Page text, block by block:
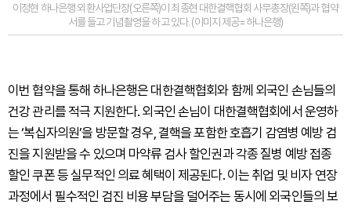
이정현 하나은행 외환사업단장(오른쪽)이 최종현 대한결핵협회 사무총장(왼쪽)과 협약
서를 들고 기념촬영을 하고 있다. (이미지 제공=하나은행)
이번 협약을 통해 하나은행은 대한결핵협회와 함께 외국인 손님들의
건강 관리를 적극 지원한다. 외국인 손님이 대한결핵협회에서 운영하
는 ‘복십자의원’을 방문할 경우, 결핵을 포함한 호흡기 감염병 예방 검
진을 지원받을 수 있으며 마약류 검사 할인권과 각종 질병 예방 접종
할인 쿠폰 등 실무적인 의료 혜택이 제공된다. 이는 취업 및 비자 연장
과정에서 필수적인 검진 비용 부담을 덜어주는 동시에 외국인들의 보